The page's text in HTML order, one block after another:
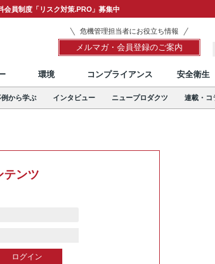
員制度「リスク対策.PRO」募集中
危機管理担当者にお役立ち情報
メルマガ・会員登録のご案内
環境 コンプライアンス 安全衛生
から学ぶ インタビュー ニュープロダクツ 連載・コ
テンツ